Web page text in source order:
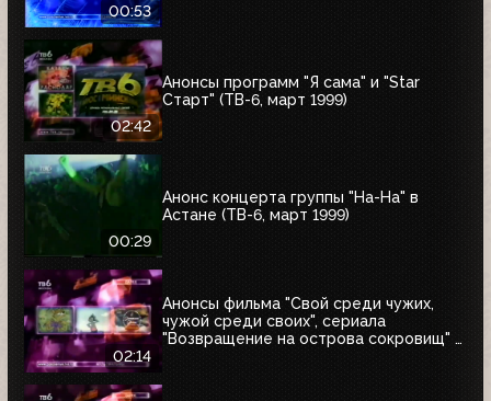
00:53
02:42
Анонсы программ "Я сама" и "Star
Старт" (ТВ-6, март 1999)
00:29
Анонс концерта группы "На-На" в
Астане (ТВ-6, март 1999)
02:14
Анонсы фильма "Свой среди чужих,
чужой среди своих", сериала
"Возвращение на острова сокровищ" и